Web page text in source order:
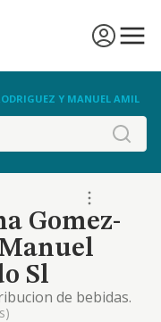
Y MANUEL AMIL
Gomez-
Sl
de bebidas.